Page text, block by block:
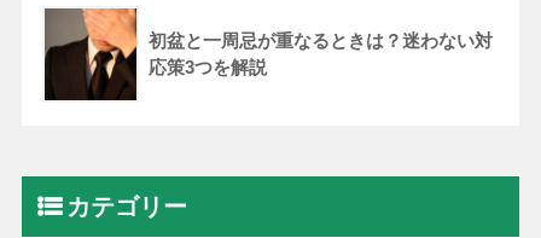
初盆と一周忌が重なるときは？迷わない対
応策3つを解説
カテゴリー